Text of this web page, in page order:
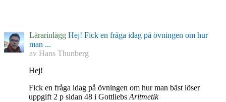
Lärarinlägg Hej! Fick en fråga idag på övningen om hur
man ...
av Hans Thunberg
Hej!
Fick en fråga idag på övningen om hur man bäst löser
uppgift 2 p sidan 48 i Gottliebs Aritmetik